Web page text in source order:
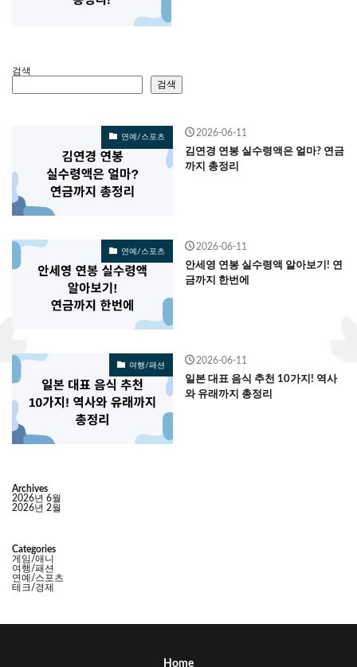
검색
검색
연예/스포츠 2026-06-11
김연경 연봉 실수령액은 얼마? 연금
까지 총정리
연예/스포츠 2026-06-11
안세영 연봉 실수령액 알아보기! 연
금까지 한번에
여행/패션 2026-06-11
일본 대표 음식 추천 10가지! 역사
와 유래까지 총정리
Archives
2026년 6월
2026년 2월
Categories
게임/애니
여행/패션
연예/스포츠
테크/경제
Home